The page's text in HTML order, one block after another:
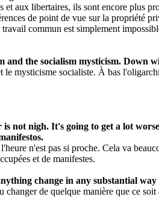
et aux libertaires, ils sont encore plus
de point de vue sur la propriété
travail commun est simplement
and the socialism mysticism. Down
le mysticisme socialiste. À bas
not nigh. It's going to get a lot
n'est pas si proche. Cela va
et de manifestes.
change in any substantial
changer de quelque manière que ce